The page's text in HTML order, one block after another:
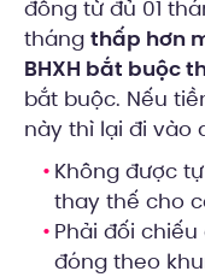
đồng từ đủ 01
tháng thấp hơn
BHXH bắt buộc
bắt buộc. Nếu
này thì lại đi vào
Không được
thay thế cho
Phải đối
đóng theo